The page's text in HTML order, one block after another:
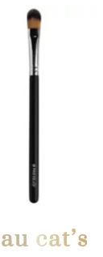
cat’s